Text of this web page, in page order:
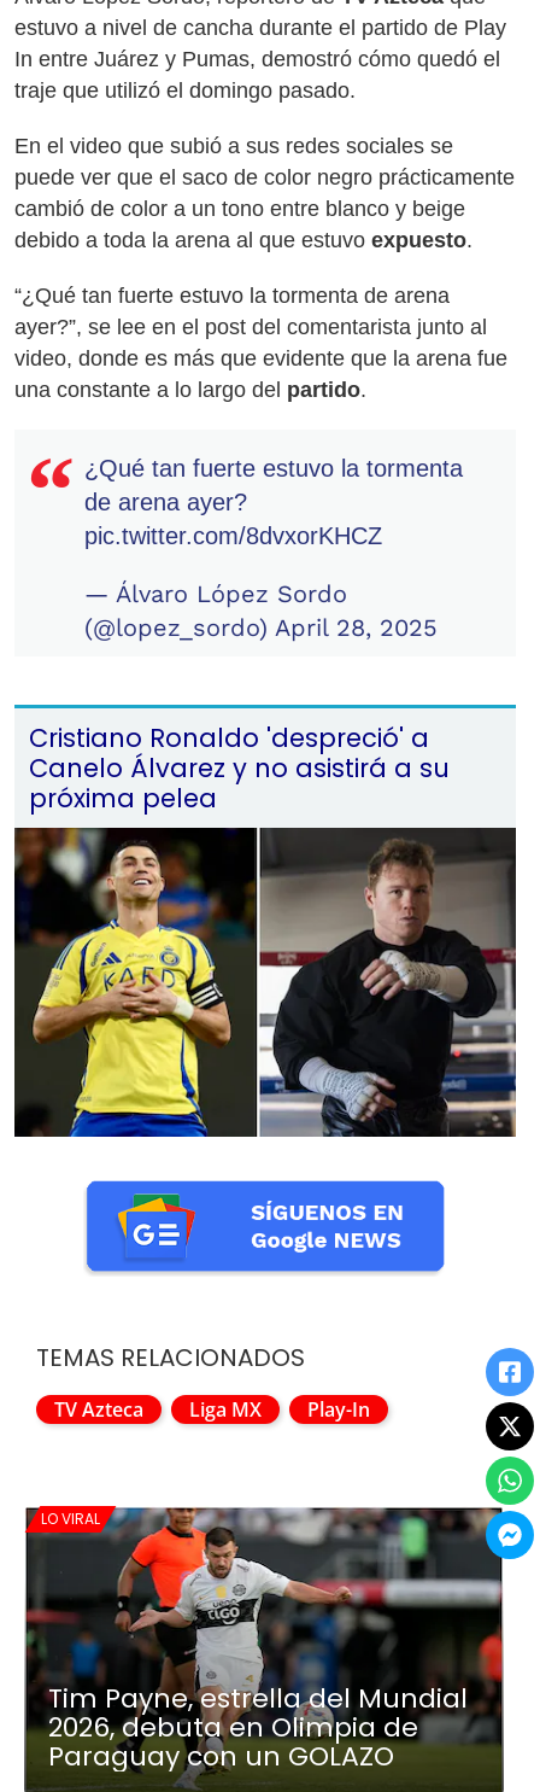
estuvo a nivel de cancha durante el partido de Play
In entre Juárez y Pumas, demostró cómo quedó el
traje que utilizó el domingo pasado.
En el video que subió a sus redes sociales se
puede ver que el saco de color negro prácticamente
cambió de color a un tono entre blanco y beige
debido a toda la arena al que estuvo expuesto.
“¿Qué tan fuerte estuvo la tormenta de arena
ayer?”, se lee en el post del comentarista junto al
video, donde es más que evidente que la arena fue
una constante a lo largo del partido.
¿Qué tan fuerte estuvo la tormenta
de arena ayer?
pic.twitter.com/8dvxorKHCZ
— Álvaro López Sordo
(@lopez_sordo) April 28, 2025
Cristiano Ronaldo 'despreció' a
Canelo Álvarez y no asistirá a su
próxima pelea
TEMAS RELACIONADOS
TV Azteca Liga MX Play-In
LO VIRAL
Tim Payne, estrella del Mundial
2026, debuta en Olimpia de
Paraguay con un GOLAZO